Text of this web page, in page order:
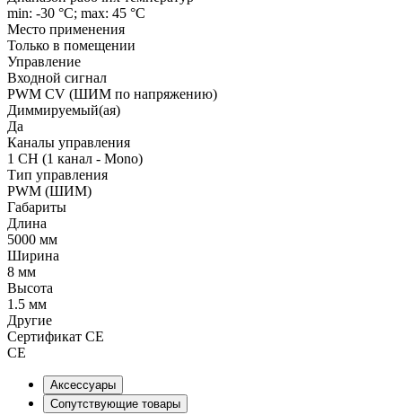
min: -30 °C; max: 45 °C
Место применения
Только в помещении
Управление
Входной сигнал
PWM СV (ШИМ по напряжению)
Диммируемый(ая)
Да
Каналы управления
1 CH (1 канал - Mono)
Тип управления
PWM (ШИМ)
Габариты
Длина
5000 мм
Ширина
8 мм
Высота
1.5 мм
Другие
Сертификат CE
CE
Аксессуары
Сопутствующие товары